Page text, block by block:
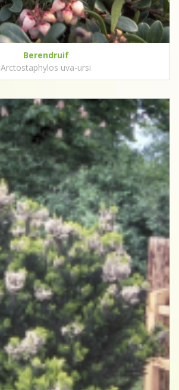
Berendruif
Arctostaphylos uva-ursi
Boomheide
Erica arborea 'Alpina'